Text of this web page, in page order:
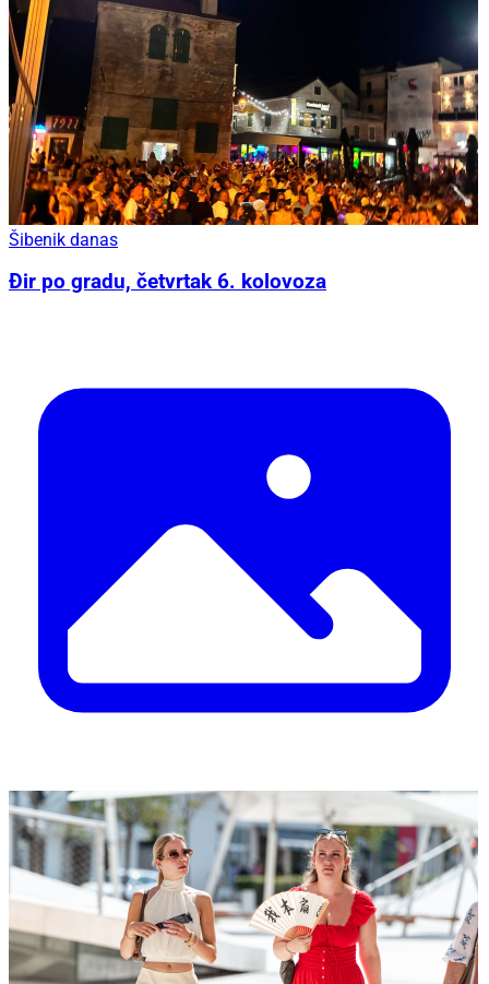
Šibenik danas
Đir po gradu, četvrtak 6. kolovoza